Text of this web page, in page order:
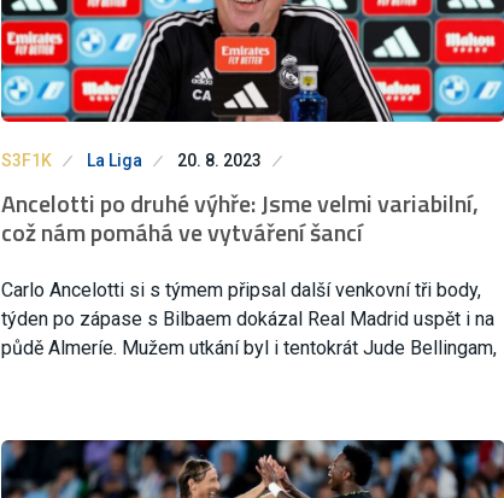
S3F1K La Liga 20. 8. 2023
Ancelotti po druhé výhře: Jsme velmi variabilní,
což nám pomáhá ve vytváření šancí
Carlo Ancelotti si s týmem připsal další venkovní tři body,
týden po zápase s Bilbaem dokázal Real Madrid uspět i na
půdě Almeríe. Mužem utkání byl i tentokrát Jude Bellingam,